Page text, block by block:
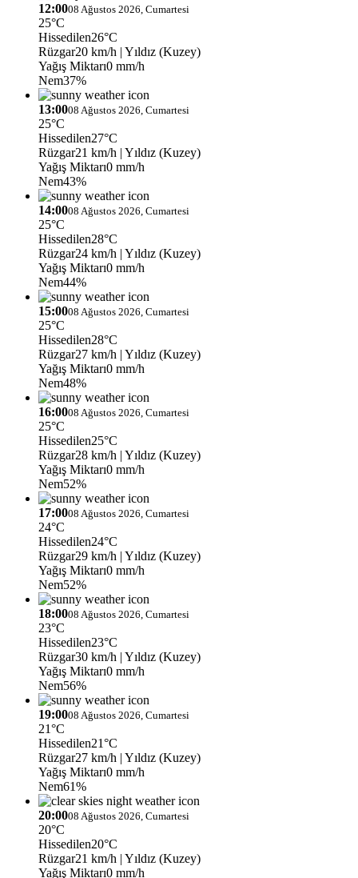
12:0008 Ağustos 2026, Cumartesi
25°C
Hissedilen26°C
Rüzgar20 km/h | Yıldız (Kuzey)
Yağış Miktarı0 mm/h
Nem37%
13:0008 Ağustos 2026, Cumartesi
25°C
Hissedilen27°C
Rüzgar21 km/h | Yıldız (Kuzey)
Yağış Miktarı0 mm/h
Nem43%
14:0008 Ağustos 2026, Cumartesi
25°C
Hissedilen28°C
Rüzgar24 km/h | Yıldız (Kuzey)
Yağış Miktarı0 mm/h
Nem44%
15:0008 Ağustos 2026, Cumartesi
25°C
Hissedilen28°C
Rüzgar27 km/h | Yıldız (Kuzey)
Yağış Miktarı0 mm/h
Nem48%
16:0008 Ağustos 2026, Cumartesi
25°C
Hissedilen25°C
Rüzgar28 km/h | Yıldız (Kuzey)
Yağış Miktarı0 mm/h
Nem52%
17:0008 Ağustos 2026, Cumartesi
24°C
Hissedilen24°C
Rüzgar29 km/h | Yıldız (Kuzey)
Yağış Miktarı0 mm/h
Nem52%
18:0008 Ağustos 2026, Cumartesi
23°C
Hissedilen23°C
Rüzgar30 km/h | Yıldız (Kuzey)
Yağış Miktarı0 mm/h
Nem56%
19:0008 Ağustos 2026, Cumartesi
21°C
Hissedilen21°C
Rüzgar27 km/h | Yıldız (Kuzey)
Yağış Miktarı0 mm/h
Nem61%
20:0008 Ağustos 2026, Cumartesi
20°C
Hissedilen20°C
Rüzgar21 km/h | Yıldız (Kuzey)
Yağış Miktarı0 mm/h